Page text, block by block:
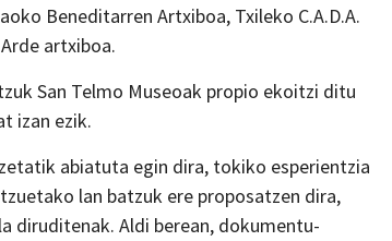
Beneditarren Artxiboa, Txileko C.A.D.A.
artxiboa.
San Telmo Museoak propio ekoitzi ditu
izan ezik.
abiatuta egin dira, tokiko esperientzia
lan batzuk ere proposatzen dira,
diruditenak. Aldi berean, dokumentu-